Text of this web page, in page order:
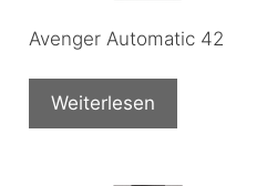
Avenger Automatic 42
Weiterlesen